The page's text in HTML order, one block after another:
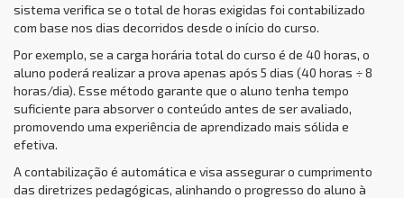
sistema verifica se o total de horas exigidas foi contabilizado
com base nos dias decorridos desde o início do curso.
Por exemplo, se a carga horária total do curso é de 40 horas, o
aluno poderá realizar a prova apenas após 5 dias (40 horas ÷ 8
horas/dia). Esse método garante que o aluno tenha tempo
suficiente para absorver o conteúdo antes de ser avaliado,
promovendo uma experiência de aprendizado mais sólida e
efetiva.
A contabilização é automática e visa assegurar o cumprimento
das diretrizes pedagógicas, alinhando o progresso do aluno à